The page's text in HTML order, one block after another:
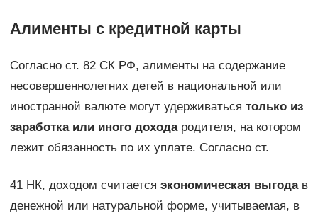
Алименты с кредитной карты
Согласно ст. 82 СК РФ, алименты на содержание
несовершеннолетних детей в национальной или
иностранной валюте могут удерживаться только из
заработка или иного доходародителя, на котором
лежит обязанность по их уплате. Согласно ст.
41 НК, доходом считается экономическая выгодав
денежной или натуральной форме, учитываемая, в